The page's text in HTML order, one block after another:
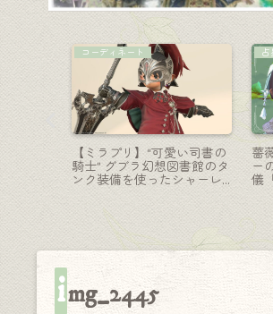
マウント
可愛いピンクのクモ型？ロ
ボットマウント『コスモ・
アームドウェポン改』
モ
ま
う
『
img_2445